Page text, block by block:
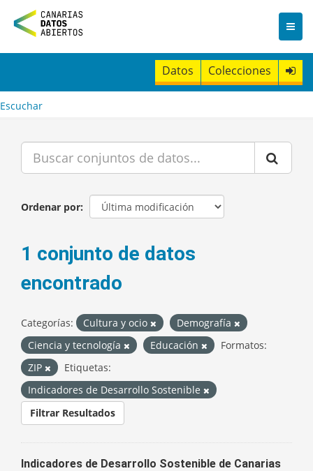
n
t
Datos Colecciones
Escuchar
Ordenar por
1 conjunto de datos
encontrado
Categorías: Cultura y ocio
Demografía
Ciencia y tecnología
Educación
Formatos:
ZIP
Etiquetas:
Indicadores de Desarrollo Sostenible
Filtrar Resultados
Indicadores de Desarrollo Sostenible de Canarias